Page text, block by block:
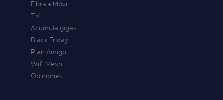
Fibra + Móvil
TV
Acumula gigas
Black Friday
Plan Amigo
Wifi Mesh
Opiniones